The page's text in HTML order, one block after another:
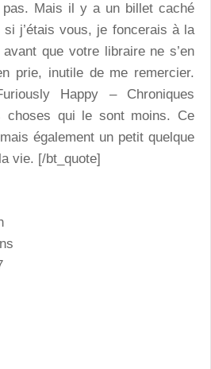
pas. Mais il y a un billet caché
j’étais vous, je foncerais à la
que votre libraire ne s’en
prie, inutile de me remercier.
Happy – Chroniques
choses qui le sont moins. Ce
également un petit quelque
vie. [/bt_quote]